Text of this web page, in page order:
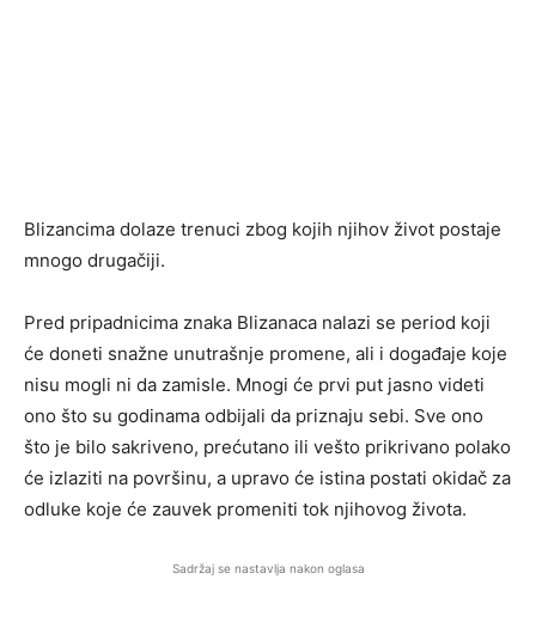
Blizancima dolaze trenuci zbog kojih njihov život postaje
mnogo drugačiji.
Pred pripadnicima znaka Blizanaca nalazi se period koji
će doneti snažne unutrašnje promene, ali i događaje koje
nisu mogli ni da zamisle. Mnogi će prvi put jasno videti
ono što su godinama odbijali da priznaju sebi. Sve ono
što je bilo sakriveno, prećutano ili vešto prikrivano polako
će izlaziti na površinu, a upravo će istina postati okidač za
odluke koje će zauvek promeniti tok njihovog života.
Sadržaj se nastavlja nakon oglasa